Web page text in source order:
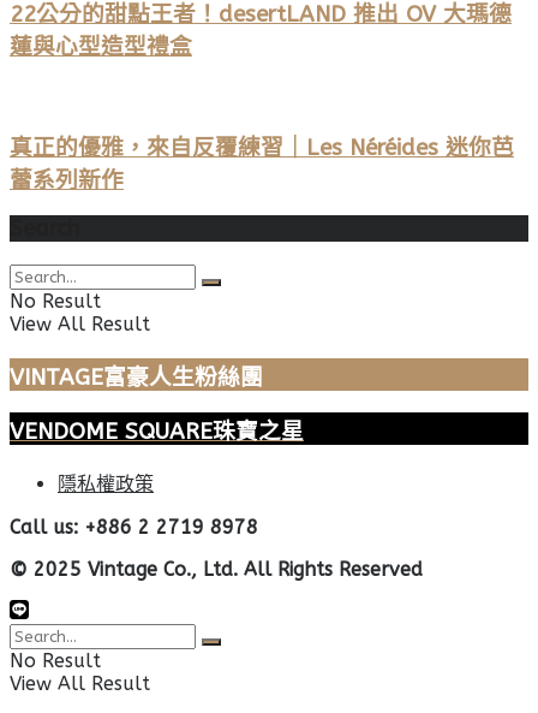
22公分的甜點王者！desertLAND 推出 OV 大瑪德
蓮與心型造型禮盒
真正的優雅，來自反覆練習｜Les Néréides 迷你芭
蕾系列新作
No Result
View All Result
VINTAGE富豪人生粉絲團
VENDOME SQUARE珠寶之星
隱私權政策
Call us: +886 2 2719 8978
© 2025 Vintage Co., Ltd. All Rights Reserved
No Result
View All Result